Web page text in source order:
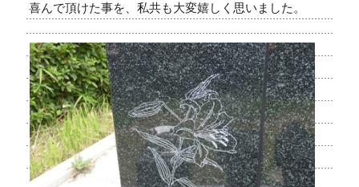
喜んで頂けた事を、私共も大変嬉しく思いました。